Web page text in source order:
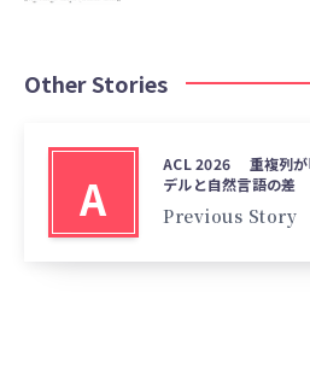
Other Stories
A
ACL 2026 重複列が
デルと自然言語の差
Previous Story